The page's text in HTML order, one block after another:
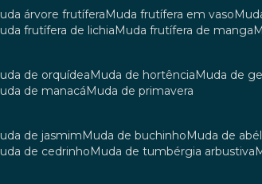
muda árvore frutífera
muda frutífera em vaso
muda frutífera de lichia
muda frutífera de manga
muda de orquídea
muda de hortência muda de
muda de manacá
muda de primavera
muda de jasmim
muda de buchinho muda de
muda de cedrinho
muda de tumbérgia arbustiva